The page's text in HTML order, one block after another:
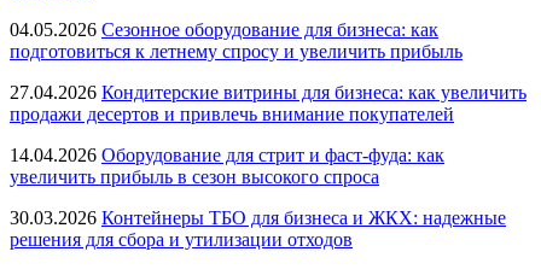
04.05.2026 Сезонное оборудование для бизнеса: как
подготовиться к летнему спросу и увеличить прибыль
27.04.2026 Кондитерские витрины для бизнеса: как увеличить
продажи десертов и привлечь внимание покупателей
14.04.2026 Оборудование для стрит и фаст-фуда: как
увеличить прибыль в сезон высокого спроса
30.03.2026 Контейнеры ТБО для бизнеса и ЖКХ: надежные
решения для сбора и утилизации отходов